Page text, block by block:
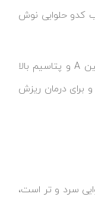
کدو حلوایی نوش
کدو حلوایی به دلیل دارا بودن ویتامین A و پتاسیم بالا
برای درمان ریزش
سرد و تر است،